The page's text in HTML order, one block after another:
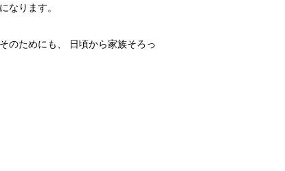
なります。
のためにも、 日頃から家族そろっ